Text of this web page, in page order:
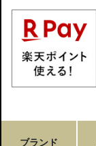
ブランド